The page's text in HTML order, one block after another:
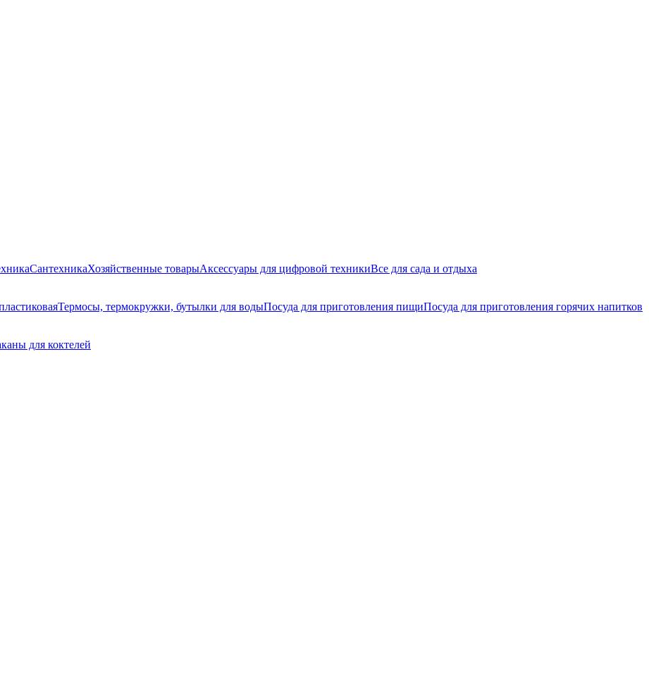
СантехникаХозяйственные товарыАксессуары для цифровой техникиВсе для сада и отдыха
Термосы, термокружки, бутылки для водыПосуда для приготовления пищиПосуда для приготовления горячих напитков
для коктелей